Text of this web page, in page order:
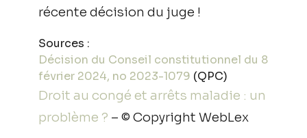
récente décision du juge !
Sources :
Décision du Conseil constitutionnel du 8
février 2024, no 2023-1079 (QPC)
Droit au congé et arrêts maladie : un
problème ? – © Copyright WebLex